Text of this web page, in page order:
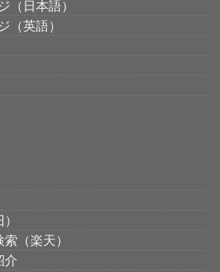
（日本語）
（英語）
（楽天）
介